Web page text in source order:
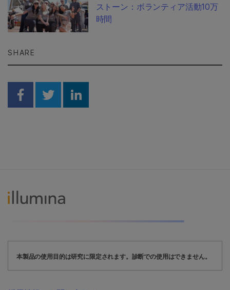
ストーン：ボランティア活動10万
時間
SHARE
Share on Facebook
Share on Twitter
Share on Linkedin
本製品の使用目的は研究に限定されます。診断での使用はできません。